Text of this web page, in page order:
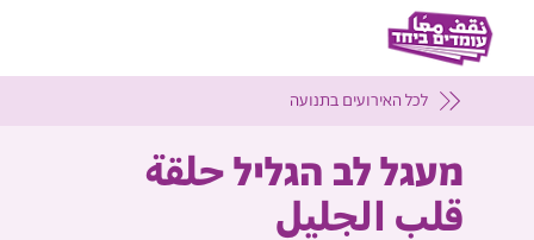
לכל האירועים בתנועה
מעגל לב הגליל حلقة
قلب الجليل